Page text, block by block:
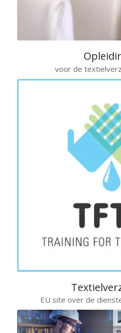
voor de
EU site over de